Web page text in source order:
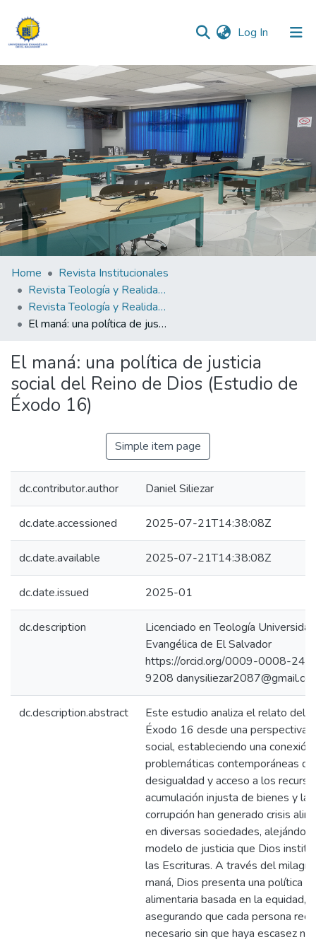
Log In (current)
Communities & Collections
All of DSpace
Home
Revista Institucionales
Revista Teología y Realidad "Fides Quaerens Intellectum" (La fe busca pensar)
Revista Teología y Realidad "Fides Quaerens Intellectum" (La fe busca pensar) N°6
El maná: una política de justicia social del Reino de Dios (Estudio de Éxodo 16)
El maná: una política de justicia
social del Reino de Dios (Estudio de
Éxodo 16)
Simple item page
dc.contributor.author Daniel Siliezar
dc.date.accessioned 2025-07-21T14:38:08Z
dc.date.available 2025-07-21T14:38:08Z
dc.date.issued 2025-01
dc.description
Licenciado en Teología Universidad
Evangélica de El Salvador
https://orcid.org/0009-0008-
9208
dc.description.abstract
Este estudio analiza el relato del
Éxodo 16 desde una perspectiva
social, estableciendo una conexión
problemáticas contemporáneas de
desigualdad y acceso a los
acumulación injusta de bienes y la
corrupción han generado crisis
en diversas sociedades,
modelo de justicia que Dios
las Escrituras. A través del
maná, Dios presenta una política
alimentaria basada en la equidad,
asegurando que cada persona
necesario sin que haya escasez ni